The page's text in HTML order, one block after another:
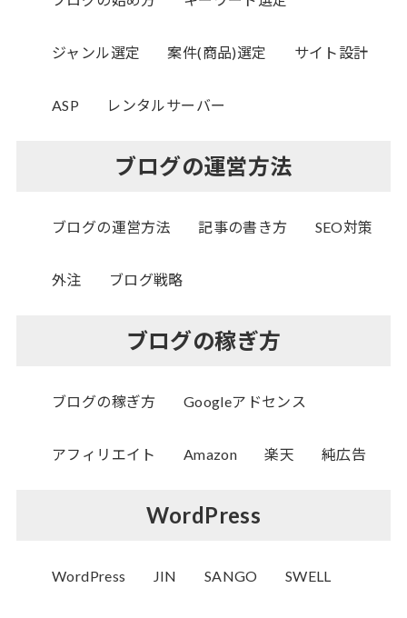
ジャンル選定 案件(商品)選定 サイト設計
ASP レンタルサーバー
ブログの運営方法
ブログの運営方法 記事の書き方 SEO対策
外注 ブログ戦略
ブログの稼ぎ方
ブログの稼ぎ方 Googleアドセンス
アフィリエイト Amazon 楽天 純広告
WordPress
WordPress JIN SANGO SWELL